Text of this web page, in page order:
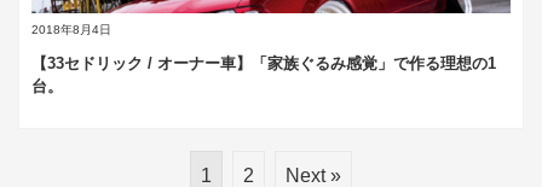
2018年8月4日
【33セドリック / オーナー車】「家族ぐるみ感覚」で作る理想の1
台。
1 2 Next »